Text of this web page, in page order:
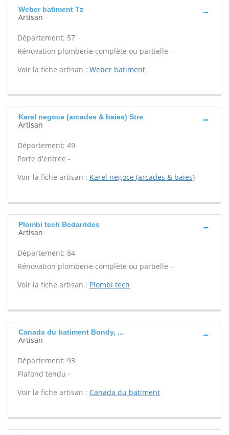
Weber batiment Tz
Artisan
Département: 57
Rénovation plomberie complète ou partielle -
Voir la fiche artisan : Weber batiment
Karel negoce (arcades & baies) Stre
Artisan
Département: 49
Porte d'entrée -
Voir la fiche artisan : Karel negoce (arcades & baies)
Plombi tech Bedarrides
Artisan
Département: 84
Rénovation plomberie complète ou partielle -
Voir la fiche artisan : Plombi tech
Canada du batiment Bondy, ...
Artisan
Département: 93
Plafond tendu -
Voir la fiche artisan : Canada du batiment